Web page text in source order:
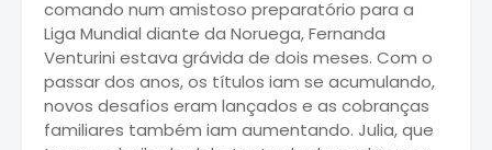
comando num amistoso preparatório para a
Liga Mundial diante da Noruega, Fernanda
Venturini estava grávida de dois meses. Com o
passar dos anos, os títulos iam se acumulando,
novos desafios eram lançados e as cobranças
familiares também iam aumentando. Julia, que